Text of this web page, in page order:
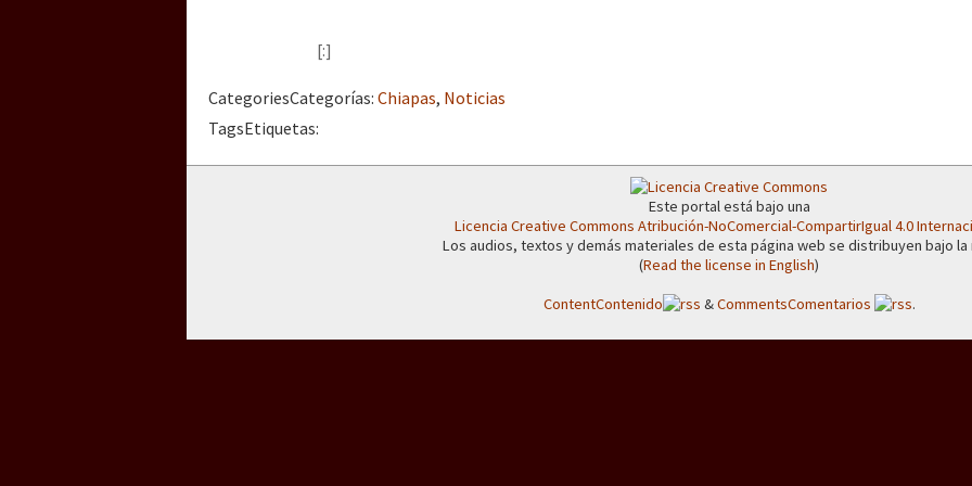
Dia 2 do Encontro “Guerra contra a Humanidad”
Dia 1: Encontro “Guerra contra a Humanidade”
[CDMX – 20 julio] Jornadas globales por la libertad de Jesús Plácido Galindo y el alto a la
[:]
CategoriesCategorías: Chiapas, Noticias
TagsEtiquetas:
Este portal está bajo una
Licencia Creative Commons Atribución-NoComercial-CompartirIgual 4.0
Los audios, textos y demás materiales de esta página web se distribuyen bajo la
(Read the license in English)
ContentContenido &CommentsComentarios .